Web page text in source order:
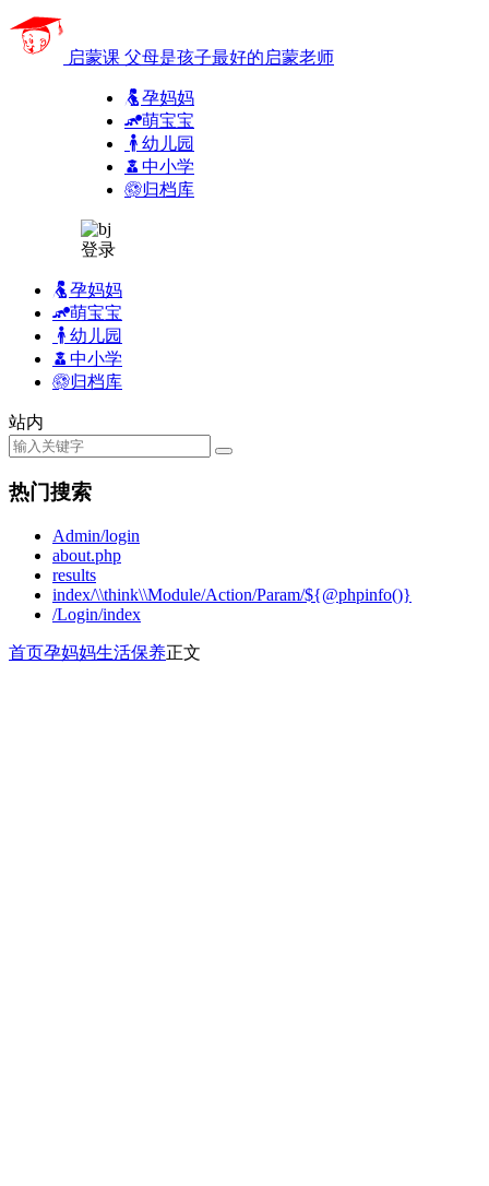
启蒙课 父母是孩子最好的启蒙老师
孕妈妈
萌宝宝
幼儿园
中小学
归档库
登录
孕妈妈
萌宝宝
幼儿园
中小学
归档库
站内
热门搜索
Admin/login
about.php
results
index/\\think\\Module/Action/Param/${@phpinfo()}
/Login/index
首页孕妈妈生活保养正文